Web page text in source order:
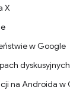
X
w Google
na Androida